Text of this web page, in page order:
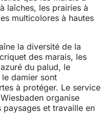
laîches, les prairies à
multicolores à hautes
la diversité de la
des marais, les
du palud, le
damier sont
à protéger. Le service
organise
et travaille en